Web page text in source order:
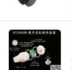
NIEUWS
GEVALLEN